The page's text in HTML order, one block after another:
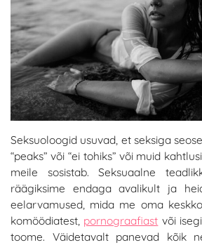
Seksuoloogid usuvad, et seksiga
“peaks” või “ei tohiks” või muid
meile sosistab. Seksuaalne
räägiksime endaga avalikult ja
eelarvamused, mida me oma
komöödiatest, pornograafiast või
toome. Väidetavalt panevad kõik